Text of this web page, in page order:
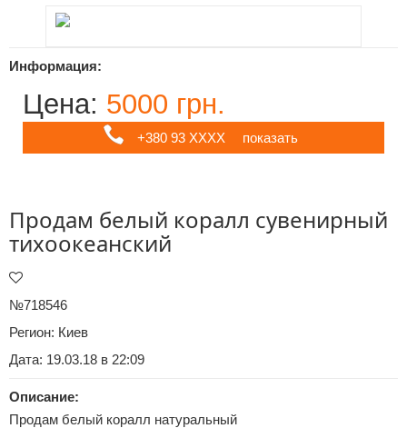
Информация:
Цена: 5000 грн.
+380 93 ХХХХ показать
Продам белый коралл сувенирный
тихоокеанский
№718546
Регион: Киев
Дата: 19.03.18 в 22:09
Описание:
Продам белый коралл натуральный